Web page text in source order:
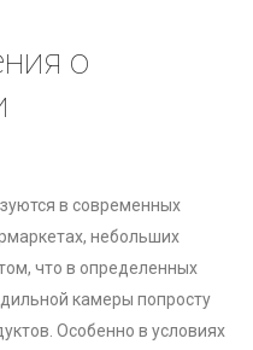
о
в современных
небольших
что в определенных
камеры попросту
Особенно в условиях